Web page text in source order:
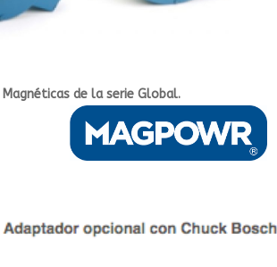
de la serie Global.